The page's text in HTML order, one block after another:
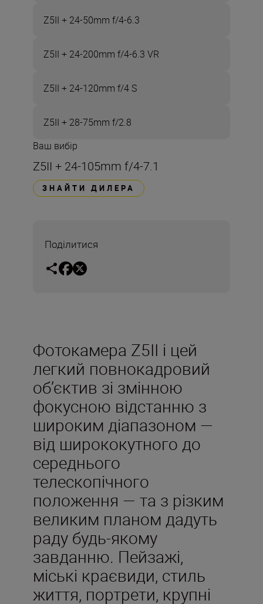
Z5II + 24-50mm f/4-6.3
Z5II + 24-200mm f/4-6.3 VR
Z5II + 24-120mm f/4 S
Z5II + 28-75mm f/2.8
Ваш вибір
Z5II + 24-105mm f/4-7.1
ЗНАЙТИ ДИЛЕРА
Поділитися
Фотокамера Z5II і цей
легкий повнокадровий
об’єктив зі змінною
фокусною відстанню з
широким діапазоном —
від ширококутного до
середнього
телескопічного
положення — та з різким
великим планом дадуть
раду будь-якому
завданню. Пейзажі,
міські краєвиди, стиль
життя, портрети, крупні